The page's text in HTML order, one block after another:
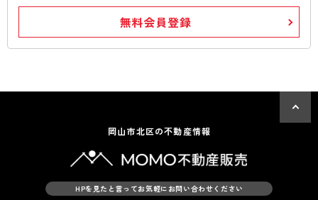
無料会員登録
岡山市北区の不動産情報
HPを見たと言ってお気軽にお問い合わせください